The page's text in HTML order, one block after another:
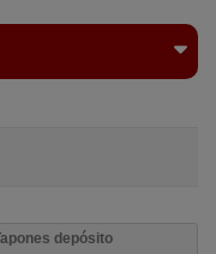
depósito